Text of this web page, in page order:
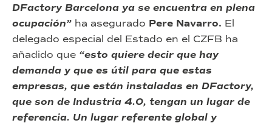
DFactory Barcelona ya se encuentra en plena
ocupación” ha asegurado Pere Navarro. El
delegado especial del Estado en el CZFB ha
añadido que “esto quiere decir que hay
demanda y que es útil para que estas
empresas, que están instaladas en DFactory,
que son de Industria 4.0, tengan un lugar de
referencia. Un lugar referente global y